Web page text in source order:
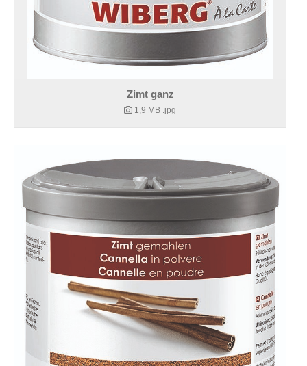
Zimt ganz
1,9 MB .jpg